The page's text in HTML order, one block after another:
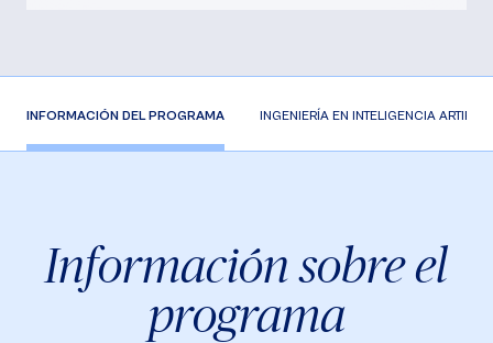
INFORMACIÓN DEL PROGRAMA INGENIERÍA EN INTELIGENCIA
Información sobre el
programa